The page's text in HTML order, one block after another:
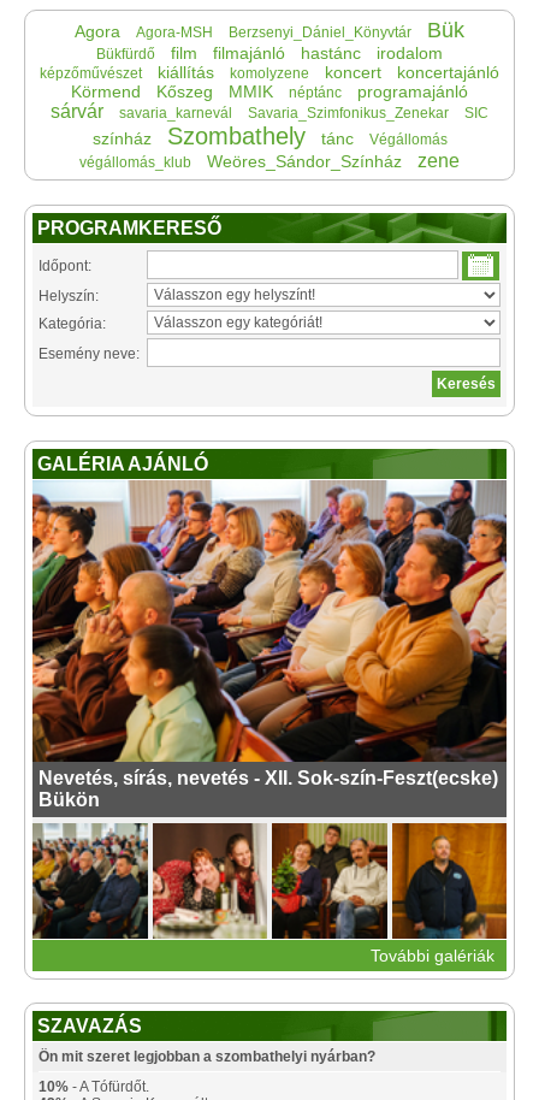
Agora Agora-MSH Berzsenyi_Dániel_Könyvtár Bük
Bükfürdő film filmajánló hastánc irodalom
képzőművészet kiállítás komolyzene koncert
koncertajánló
Körmend
Kőszeg MMIK néptánc programajánló
sárvár savaria_karnevál Savaria_Szimfonikus_Zenekar SIC
színház Szombathely tánc
Végállomás
végállomás_klub
Weöres_Sándor_Színház zene
PROGRAMKERESŐ
Időpont:
Helyszín:
Kategória:
Esemény neve:
GALÉRIA AJÁNLÓ
Nevetés, sírás, nevetés - XII. Sok-szín-Feszt(ecske)
Bükön
További galériák
SZAVAZÁS
Ön mit szeret legjobban a szombathelyi nyárban?
10% - A Tófürdőt.